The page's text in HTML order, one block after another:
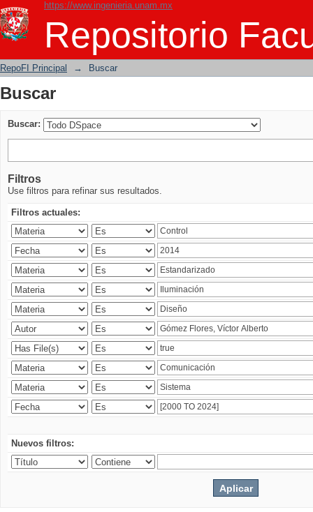
https://www.ingenieria.unam.mx
Repositorio
Buscar
RepoFI Principal → Buscar
Buscar
Buscar:
Filtros
Use filtros para refinar sus resultados.
Filtros actuales:
Nuevos filtros: